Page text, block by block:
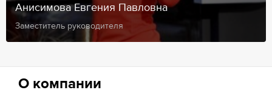
Анисимова Евгения Павловна
Заместитель руководителя
О компании